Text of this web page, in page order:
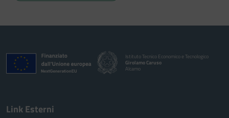
Istituto Tecnico Economico e Tecnologico
Girolamo Caruso
Alcamo
Link Esterni